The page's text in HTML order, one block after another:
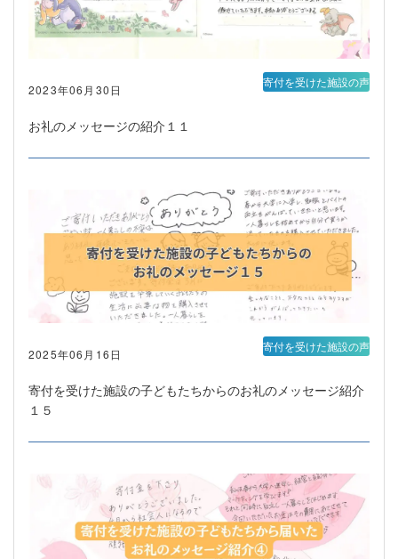
2023年06月30日
お礼のメッセージの紹介１１
寄付を受けた施設の声
2025年06月16日
寄付を受けた施設の子どもたちからのお礼のメッセージ紹介
１５
寄付を受けた施設の声